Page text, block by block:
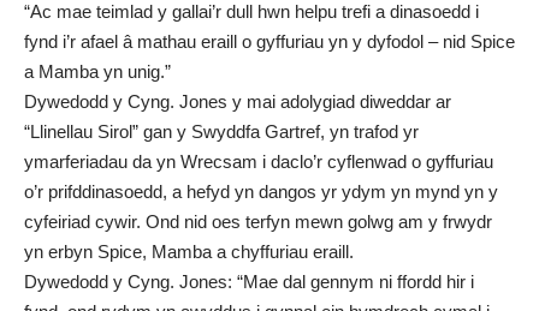
“Ac mae teimlad y gallai’r dull hwn helpu trefi a dinasoedd i
fynd i’r afael â mathau eraill o gyffuriau yn y dyfodol – nid Spice
a Mamba yn unig.”
Dywedodd y Cyng. Jones y mai adolygiad diweddar ar
“Llinellau Sirol” gan y Swyddfa Gartref, yn trafod yr
ymarferiadau da yn Wrecsam i daclo’r cyflenwad o gyffuriau
o’r prifddinasoedd, a hefyd yn dangos yr ydym yn mynd yn y
cyfeiriad cywir. Ond nid oes terfyn mewn golwg am y frwydr
yn erbyn Spice, Mamba a chyffuriau eraill.
Dywedodd y Cyng. Jones: “Mae dal gennym ni ffordd hir i